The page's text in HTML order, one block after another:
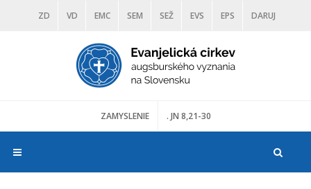
ZD VD EMC SEM SEŽ EVS EPS DARUJ
DIAKONIA ŠKOLY TRANOSCIUS
ZAMYSLENIE . JN 8,21-30